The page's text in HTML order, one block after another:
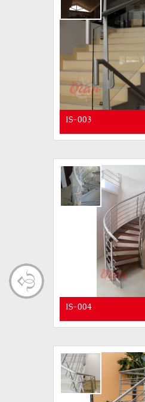
IS-003
IS-004